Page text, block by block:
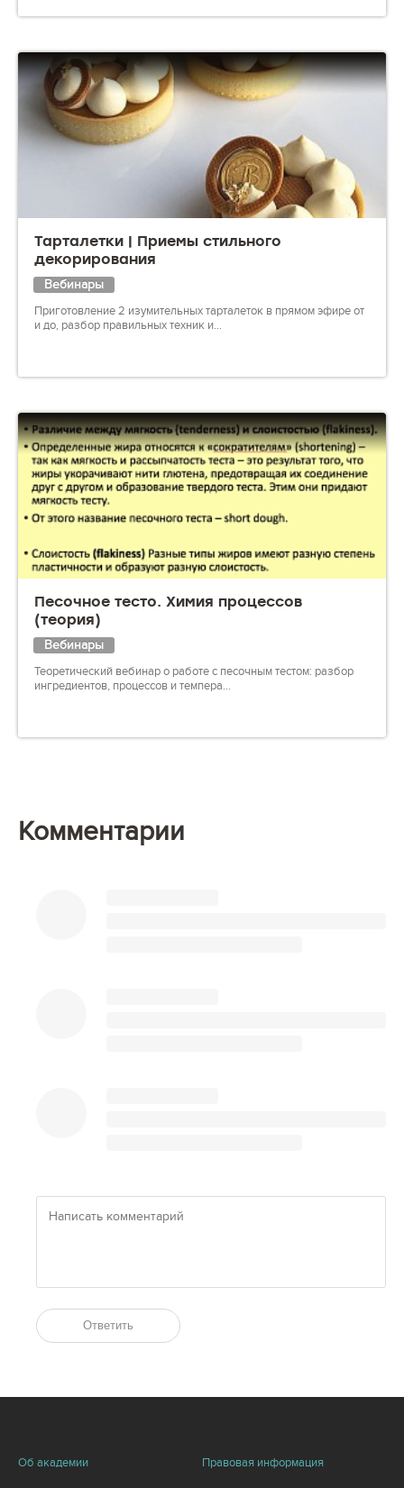
Тарталетки | Приемы стильного
декорирования
Вебинары
Приготовление 2 изумительных тарталеток в прямом эфире от
и до, разбор правильных техник и...
Песочное тесто. Химия процессов
(теория)
Вебинары
Теоретический вебинар о работе с песочным тестом: разбор
ингредиентов, процессов и темпера...
Комментарии
Ответить
Об академии Правовая информация